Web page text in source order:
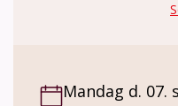
Mandag d. 07.